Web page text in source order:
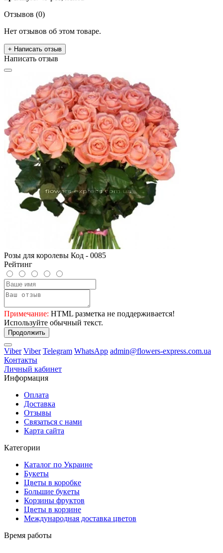
Отзывов (0)
Нет отзывов об этом товаре.
+ Написать отзыв
Написать отзыв
Розы для королевы Код - 0085
Рейтинг
Примечание: HTML разметка не поддерживается!
Используйте обычный текст.
Продолжить
Viber Viber Telegram WhatsApp admin@flowers-express.com.ua
Контакты
Личный кабинет
Информация
Оплата
Доставка
Отзывы
Связаться с нами
Карта сайта
Категории
Каталог по Украине
Букеты
Цветы в коробке
Большие букеты
Корзины фруктов
Цветы в корзине
Международная доставка цветов
Время работы